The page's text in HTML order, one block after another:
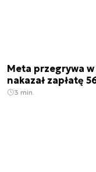
Meta przegrywa w
nakazał zapłatę
3 min.